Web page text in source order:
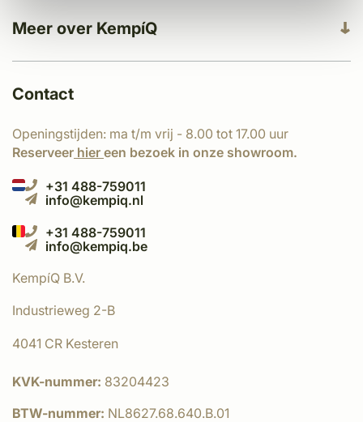
Meer over KempíQ
Contact
Openingstijden: ma t/m vrij - 8.00 tot 17.00 uur
Reserveer hier een bezoek in onze showroom.
+31 488-759011
info@kempiq.nl
+31 488-759011
info@kempiq.be
KempíQ B.V.
Industrieweg 2-B
4041 CR Kesteren
KVK-nummer: 83204423
BTW-nummer: NL8627.68.640.B.01